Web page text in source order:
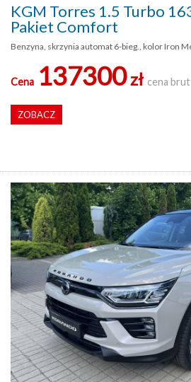
KGM Torres 1.5 Turbo
Pakiet Comfort
Benzyna, skrzynia automat 6-bieg., kolor Iron
Cena 137300zł cena
ZOBACZ